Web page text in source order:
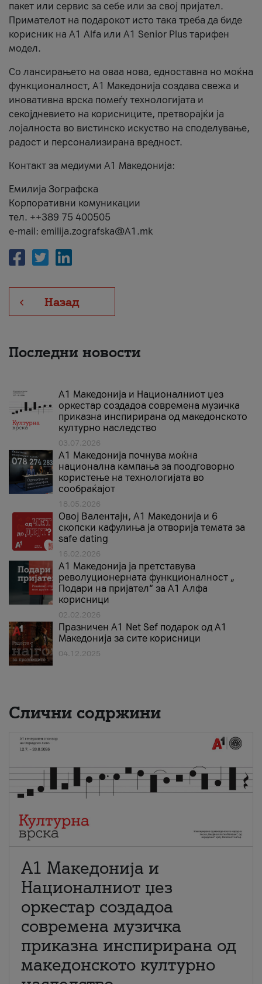
пакет или сервис за себе или за свој пријател.
Примателот на подарокот исто така треба да биде
корисник на А1 Alfa или A1 Senior Plus тарифен
модел.
Со лансирањето на оваа нова, едноставна но моќна
функционалност, А1 Македонија создава свежа и
иновативна врска помеѓу технологијата и
секојдневието на корисниците, претворајќи ја
лојалноста во вистинско искуство на споделување,
радост и персонализирана вредност.
Контакт за медиуми А1 Македонија:
Емилија Зографска
Корпоративни комуникации
тел. ++389 75 400505
e-mail: emilija.zografska@A1.mk
Назад
Последни новости
А1 Македонија и Националниот џез
оркестар создадоа современа музичка
приказна инспирирана од македонското
културно наследство
03.07.2026
A1 Македонија почнува моќна
национална кампања за поодговорно
користење на технологијата во
сообраќајот
18.05.2026
Овој Валентајн, A1 Македонија и 6
скопски кафулиња ја отворија темата за
safe dating
16.02.2026
А1 Македонија ја претставува
револуционерната функционалност „
Подари на пријател“ за А1 Алфа
корисници
02.02.2026
Празничен A1 Net Sеf подарок од А1
Македонија за сите корисници
04.12.2025
Слични содржини
А1 Македонија и
Националниот џез
оркестар создадоа
современа музичка
приказна инспирирана од
македонското културно